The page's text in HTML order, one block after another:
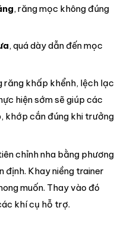
, răng mọc không đúng
, quá dày dẫn đến mọc
răng khấp khểnh, lệch lạc
hiện sớm sẽ giúp các
khớp cắn đúng khi trưởng
chỉnh nha bằng phương
định. Khay niềng trainer
muốn. Thay vào đó
khí cụ hỗ trợ.